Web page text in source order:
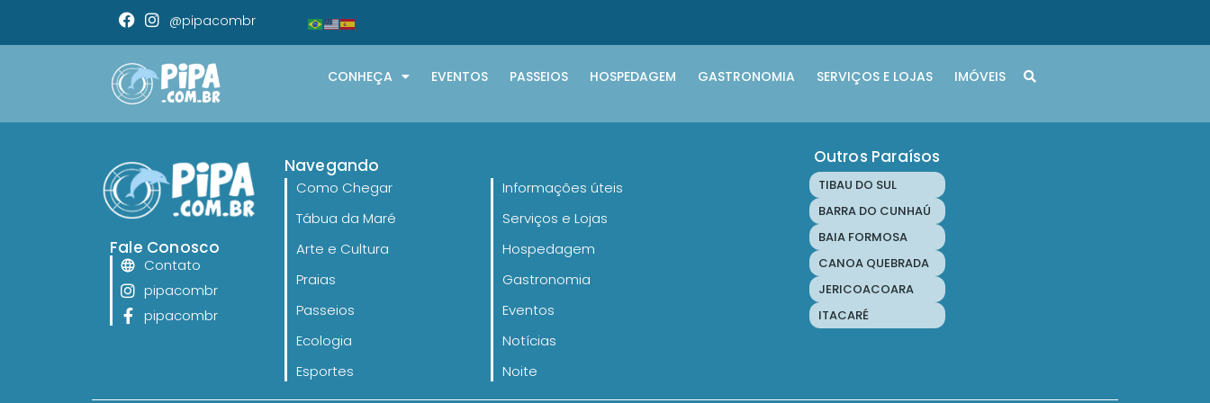
@pipacombr
CONHEÇA EVENTOS PASSEIOS HOSPEDAGEM GASTRONOMIA SERVIÇOS E LOJAS IMÓVEIS
Fale Conosco
Contato
pipacombr
pipacombr
Navegando
Como Chegar
Tábua da Maré
Arte e Cultura
Praias
Passeios
Ecologia
Esportes
Informações úteis
Serviços e Lojas
Hospedagem
Gastronomia
Eventos
Notícias
Noite
Outros Paraísos
TIBAU DO SUL
BARRA DO CUNHAÚ
BAIA FORMOSA
CANOA QUEBRADA
JERICOACOARA
ITACARÉ